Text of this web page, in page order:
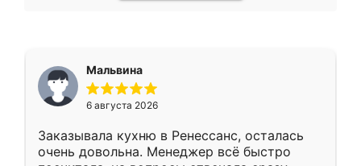
Мальвина
6 августа 2026
Заказывала кухню в Ренессанс, осталась
очень довольна. Менеджер всё быстро